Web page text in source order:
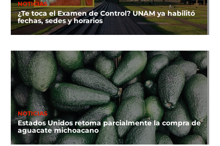
NOTICIAS
¿Te toca el Examen de Control? UNAM ya habilitó
fechas, sedes y horarios
NOTICIAS
Estados Unidos retoma parcialmente la compra de
aguacate michoacano